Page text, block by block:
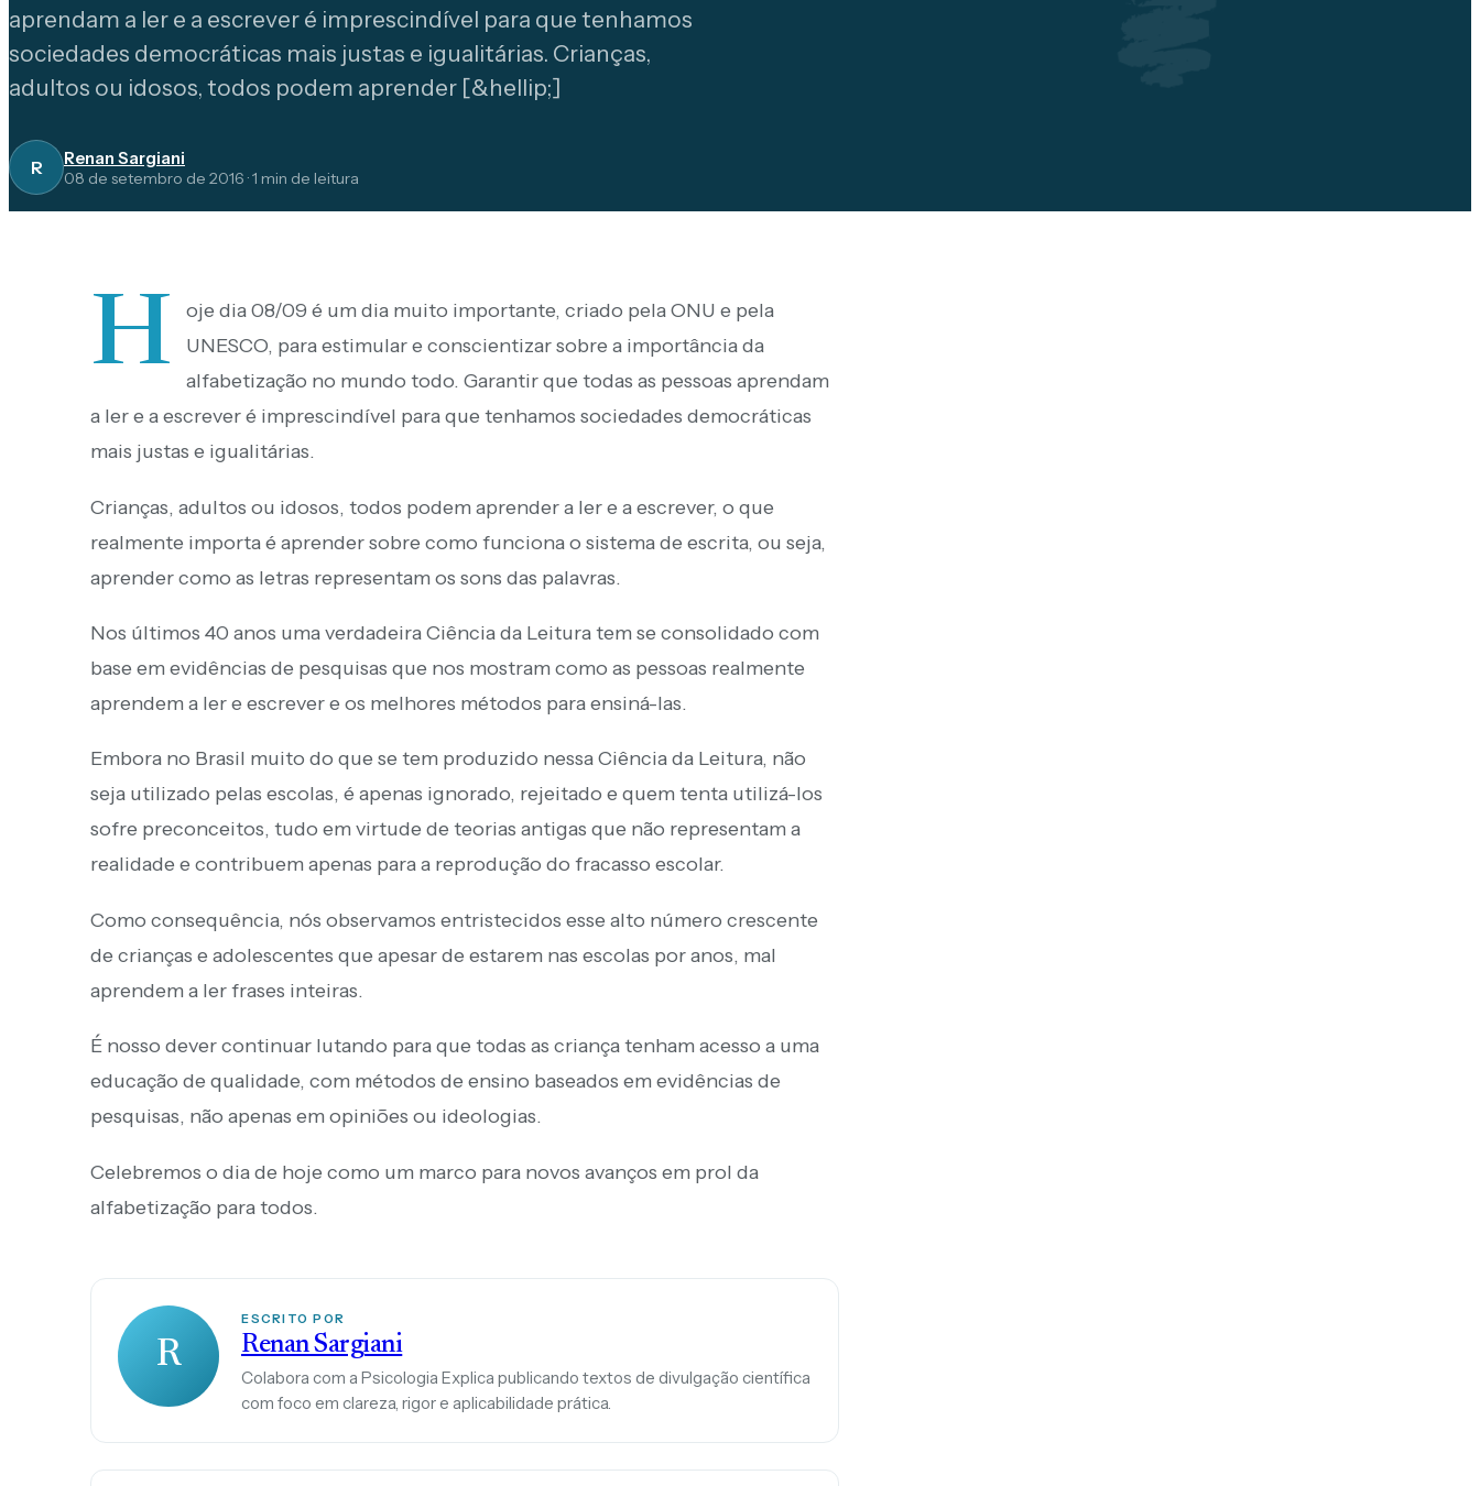
aprendam a ler e a escrever é imprescindível para que tenhamos
sociedades democráticas mais justas e igualitárias. Crianças,
adultos ou idosos, todos podem aprender [&hellip;]
R Renan Sargiani
08 de setembro de 2016 ·1 min de leitura
H
oje dia 08/09 é um dia muito importante, criado pela ONU e pela
UNESCO, para estimular e conscientizar sobre a importância da
alfabetização no mundo todo. Garantir que todas as pessoas aprendam
a ler e a escrever é imprescindível para que tenhamos sociedades democráticas
mais justas e igualitárias.
Crianças, adultos ou idosos, todos podem aprender a ler e a escrever, o que
realmente importa é aprender sobre como funciona o sistema de escrita, ou seja,
aprender como as letras representam os sons das palavras.
Nos últimos 40 anos uma verdadeira Ciência da Leitura tem se consolidado com
base em evidências de pesquisas que nos mostram como as pessoas realmente
aprendem a ler e escrever e os melhores métodos para ensiná-las.
Embora no Brasil muito do que se tem produzido nessa Ciência da Leitura, não
seja utilizado pelas escolas, é apenas ignorado, rejeitado e quem tenta utilizá-los
sofre preconceitos, tudo em virtude de teorias antigas que não representam a
realidade e contribuem apenas para a reprodução do fracasso escolar.
Como consequência, nós observamos entristecidos esse alto número crescente
de crianças e adolescentes que apesar de estarem nas escolas por anos, mal
aprendem a ler frases inteiras.
É nosso dever continuar lutando para que todas as criança tenham acesso a uma
educação de qualidade, com métodos de ensino baseados em evidências de
pesquisas, não apenas em opiniões ou ideologias.
Celebremos o dia de hoje como um marco para novos avanços em prol da
alfabetização para todos.
R
ESCRITO POR
Renan Sargiani
Colabora com a Psicologia Explica publicando textos de divulgação científica
com foco em clareza, rigor e aplicabilidade prática.